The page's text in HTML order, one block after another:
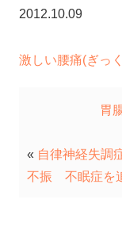
2012.10.09
激しい腰痛(ぎっ
胃
« 自律神経失
不振 不眠症を